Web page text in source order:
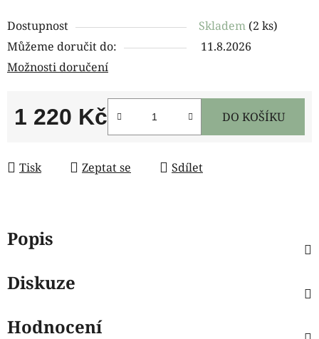
Dostupnost Skladem (2 ks)
Můžeme doručit do:
11.8.2026
Možnosti doručení
1 220 Kč DO KOŠÍKU
Tisk Zeptat se Sdílet
Popis
Diskuze
Hodnocení